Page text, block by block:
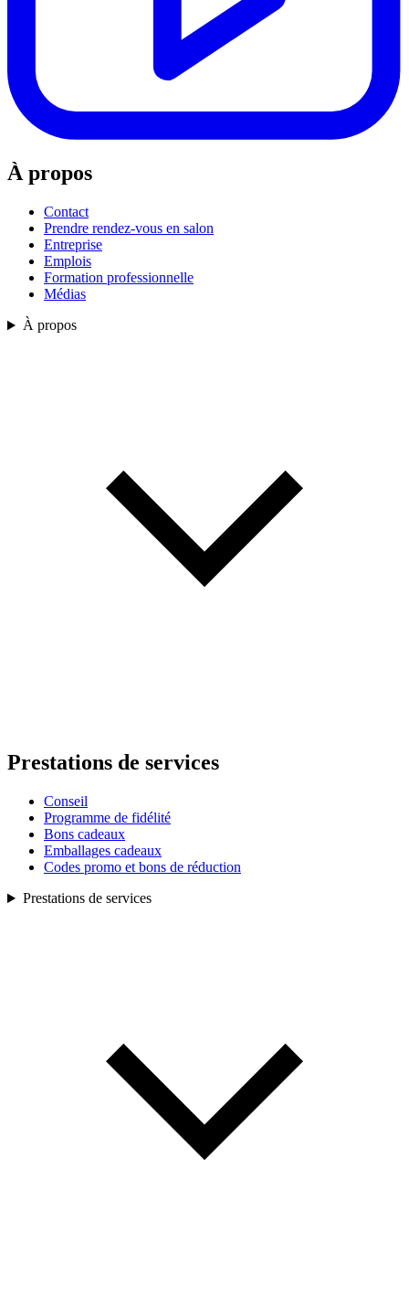
À propos
Contact
Prendre rendez-vous en salon
Entreprise
Emplois
Formation professionnelle
Médias
À propos
Prestations de services
Conseil
Programme de fidélité
Bons cadeaux
Emballages cadeaux
Codes promo et bons de réduction
Prestations de services